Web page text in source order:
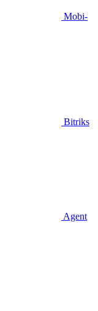
Mobi-
Bitriks
Agent